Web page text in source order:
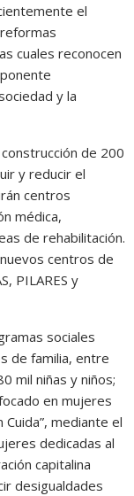
el
cuales reconocen
y la
de 200
y reducir el
centros
médica,
de rehabilitación.
centros de
PILARES y
sociales
de familia, entre
mil niñas y niños;
en mujeres
Cuida”, mediante el
dedicadas al
capitalina
desigualdades